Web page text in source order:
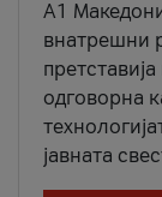
A1
внатрешни
одговорна
јавната